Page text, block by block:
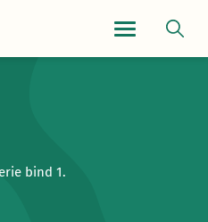
bind 1.